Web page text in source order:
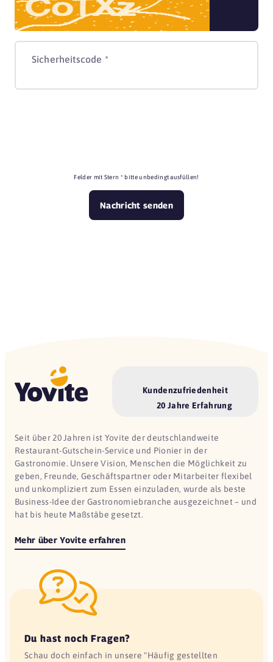
Sicherheitscode *
Felder mit Stern * bitte unbedingt ausfüllen!
Nachricht senden
Kundenzufriedenheit
20 Jahre Erfahrung
Seit über 20 Jahren ist Yovite der deutschlandweite
Restaurant-Gutschein-Service und Pionier in der
Gastronomie. Unsere Vision, Menschen die Möglichkeit zu
geben, Freunde, Geschäftspartner oder Mitarbeiter flexibel
und unkompliziert zum Essen einzuladen, wurde als beste
Business-Idee der Gastronomiebranche ausgezeichnet – und
hat bis heute Maßstäbe gesetzt.
Mehr über Yovite erfahren
Du hast noch Fragen?
Schau doch einfach in unsere "Häufig gestellten